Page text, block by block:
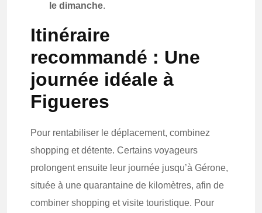
le dimanche.
Itinéraire
recommandé : Une
journée idéale à
Figueres
Pour rentabiliser le déplacement, combinez
shopping et détente. Certains voyageurs
prolongent ensuite leur journée jusqu’à Gérone,
située à une quarantaine de kilomètres, afin de
combiner shopping et visite touristique. Pour